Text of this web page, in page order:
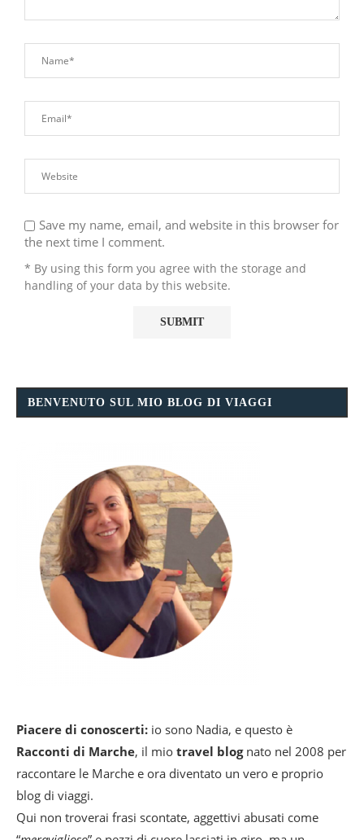
Save my name, email, and website in this browser for
the next time I comment.
* By using this form you agree with the storage and
handling of your data by this website.
BENVENUTO SUL MIO BLOG DI VIAGGI
Piacere di conoscerti: io sono Nadia, e questo è
Racconti di Marche, il mio travel blognato nel 2008 per
raccontare le Marche e ora diventato un vero e proprio
blog di viaggi.
Qui non troverai frasi scontate, aggettivi abusati come